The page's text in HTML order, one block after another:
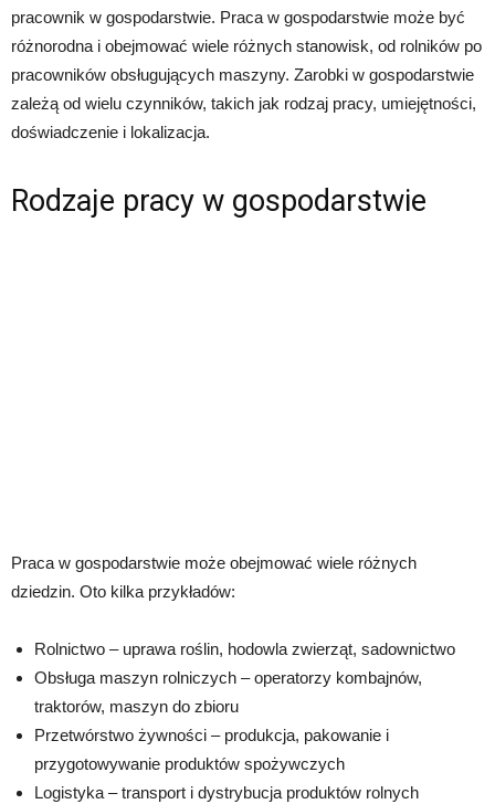
pracownik w gospodarstwie. Praca w gospodarstwie może być
różnorodna i obejmować wiele różnych stanowisk, od rolników po
pracowników obsługujących maszyny. Zarobki w gospodarstwie
zależą od wielu czynników, takich jak rodzaj pracy, umiejętności,
doświadczenie i lokalizacja.
Rodzaje pracy w gospodarstwie
Praca w gospodarstwie może obejmować wiele różnych
dziedzin. Oto kilka przykładów:
Rolnictwo – uprawa roślin, hodowla zwierząt, sadownictwo
Obsługa maszyn rolniczych – operatorzy kombajnów,
traktorów, maszyn do zbioru
Przetwórstwo żywności – produkcja, pakowanie i
przygotowywanie produktów spożywczych
Logistyka – transport i dystrybucja produktów rolnych